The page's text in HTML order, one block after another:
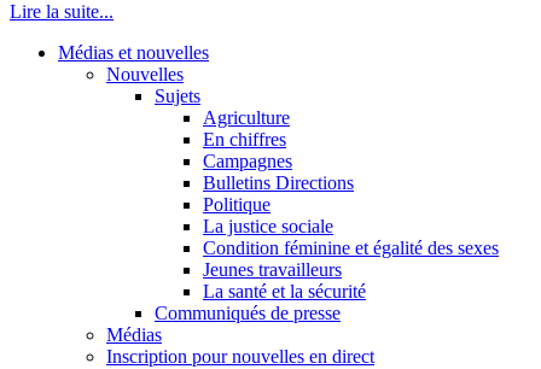
Lire la suite...
Médias et nouvelles
Nouvelles
Sujets
Agriculture
En chiffres
Campagnes
Bulletins Directions
Politique
La justice sociale
Condition féminine et égalité des sexes
Jeunes travailleurs
La santé et la sécurité
Communiqués de presse
Médias
Inscription pour nouvelles en direct